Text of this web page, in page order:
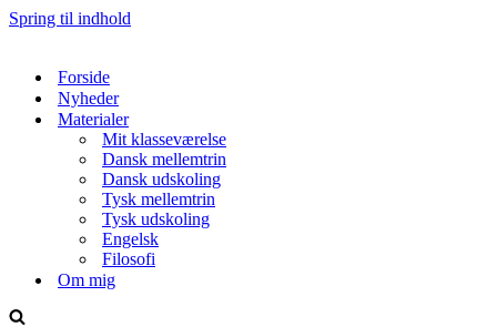
Spring til indhold
Forside
Nyheder
Materialer
Mit klasseværelse
Dansk mellemtrin
Dansk udskoling
Tysk mellemtrin
Tysk udskoling
Engelsk
Filosofi
Om mig